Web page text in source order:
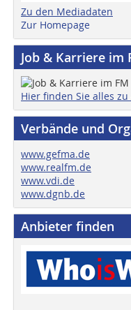
Zu den Mediadaten
Zur Homepage
Job & Karriere im
Hier finden Sie alles
Verbände und
www.gefma.de
www.realfm.de
www.vdi.de
www.dgnb.de
Anbieter finden